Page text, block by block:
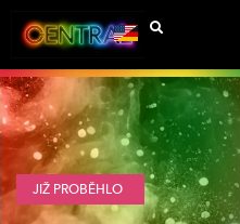
JIŽ PROBĚHLO